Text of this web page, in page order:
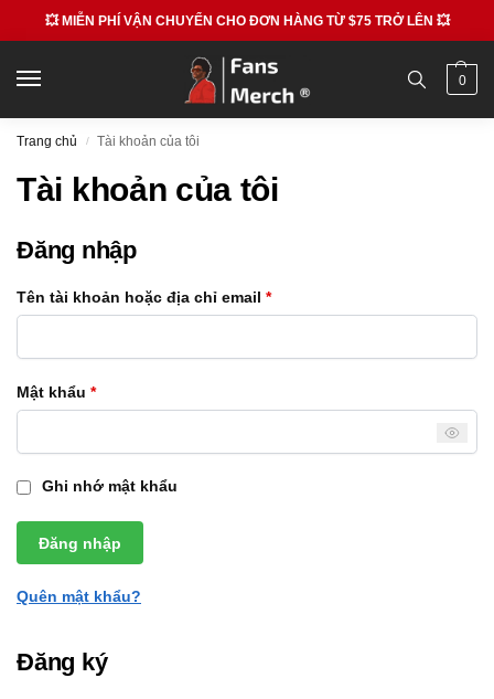
💥 MIỄN PHÍ VẬN CHUYỂN CHO ĐƠN HÀNG TỪ $75 TRỞ LÊN 💥
0
Trang chủ / Tài khoản của tôi
Tài khoản của tôi
Đăng nhập
Tên tài khoản hoặc địa chỉ email *
Mật khẩu *
Ghi nhớ mật khẩu
Đăng nhập
Quên mật khẩu?
Đăng ký